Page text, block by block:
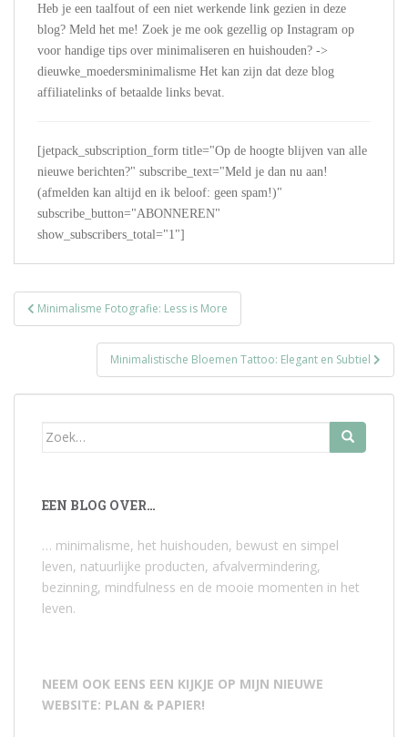
Heb je een taalfout of een niet werkende link gezien in deze
blog? Meld het me! Zoek je me ook gezellig op Instagram op
voor handige tips over minimaliseren en huishouden? ->
dieuwke_moedersminimalisme Het kan zijn dat deze blog
affiliatelinks of betaalde links bevat.
[jetpack_subscription_form title="Op de hoogte blijven van alle
nieuwe berichten?" subscribe_text="Meld je dan nu aan!
(afmelden kan altijd en ik beloof: geen spam!)"
subscribe_button="ABONNEREN"
show_subscribers_total="1"]
Bericht
navigatie
Minimalisme Fotografie: Less is More
Minimalistische Bloemen Tattoo: Elegant en Subtiel
Zoek
EEN BLOG OVER…
… minimalisme, het huishouden, bewust en simpel
leven, natuurlijke producten, afvalvermindering,
bezinning, mindfulness en de mooie momenten in het
leven.
NEEM OOK EENS EEN KIJKJE OP MIJN NIEUWE
WEBSITE: PLAN & PAPIER!